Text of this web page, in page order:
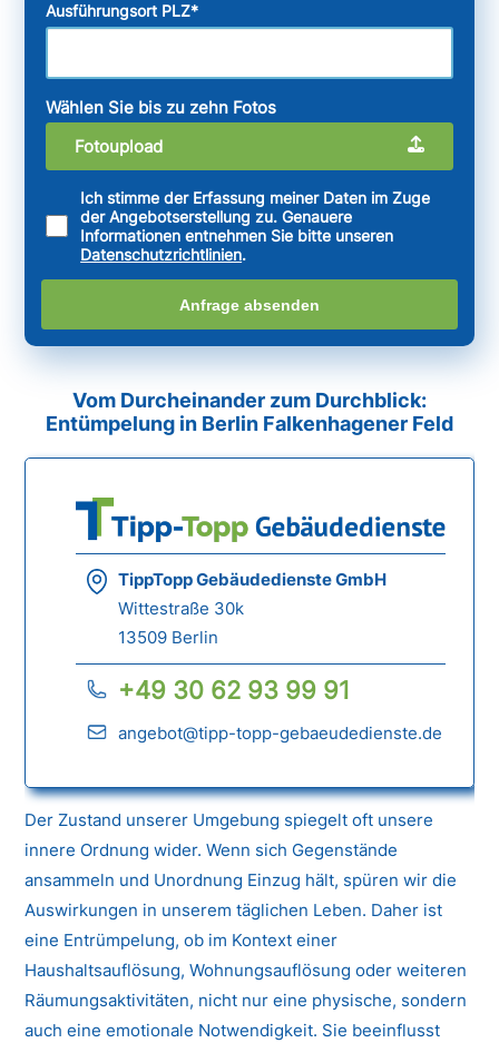
Ausführungsort PLZ*
Wählen Sie bis zu zehn Fotos
Fotoupload
Ich stimme der Erfassung meiner Daten im Zuge
der Angebotserstellung zu. Genauere
Informationen entnehmen Sie bitte unseren
Datenschutzrichtlinien.
Anfrage absenden
Vom Durcheinander zum Durchblick:
Entümpelung in Berlin Falkenhagener Feld
TippTopp Gebäudedienste GmbH
Wittestraße 30k
13509 Berlin
+49 30 62 93 99 91
angebot@tipp-topp-gebaeudedienste.de
Der Zustand unserer Umgebung spiegelt oft unsere
innere Ordnung wider. Wenn sich Gegenstände
ansammeln und Unordnung Einzug hält, spüren wir die
Auswirkungen in unserem täglichen Leben. Daher ist
eine Entrümpelung, ob im Kontext einer
Haushaltsauflösung, Wohnungsauflösung oder weiteren
Räumungsaktivitäten, nicht nur eine physische, sondern
auch eine emotionale Notwendigkeit. Sie beeinflusst